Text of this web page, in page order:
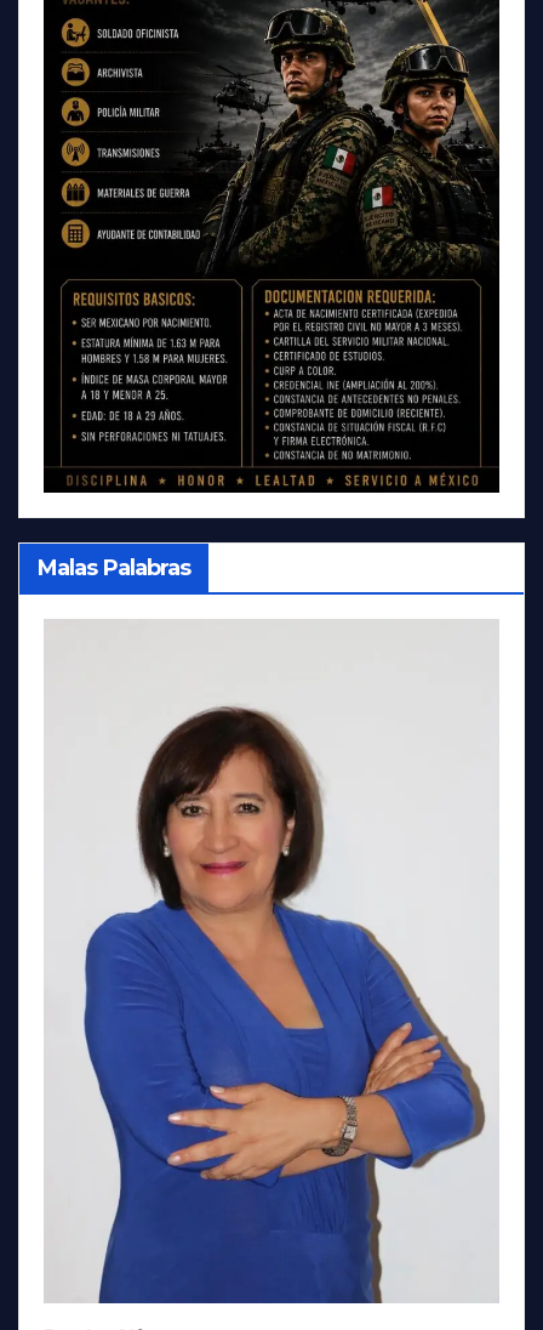
Malas Palabras